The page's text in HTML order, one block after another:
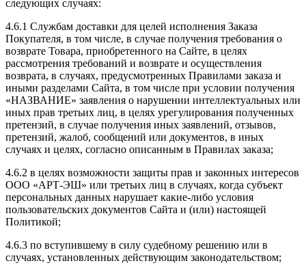
следующих случаях:
4.6.1 Службам доставки для целей исполнения Заказа
Покупателя, в том числе, в случае получения требования о
возврате Товара, приобретенного на Сайте, в целях
рассмотрения требований и возврате и осуществления
возврата, в случаях, предусмотренных Правилами заказа и
иными разделами Сайта, в том числе при условии получения
«НАЗВАНИЕ» заявления о нарушении интеллектуальных или
иных прав третьих лиц, в целях урегулирования полученных
претензий, в случае получения иных заявлений, отзывов,
претензий, жалоб, сообщений или документов, в иных
случаях и целях, согласно описанным в Правилах заказа;
4.6.2 в целях возможности защиты прав и законных интересов
ООО «АРТ-ЭШ» или третьих лиц в случаях, когда субъект
персональных данных нарушает какие-либо условия
пользовательских документов Сайта и (или) настоящей
Политикой;
4.6.3 по вступившему в силу судебному решению или в
случаях, установленных действующим законодательством;